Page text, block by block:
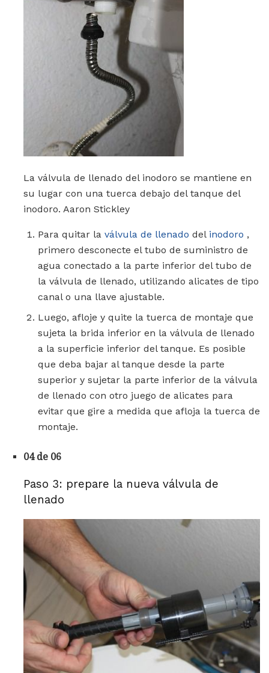
La válvula de llenado del inodoro se mantiene en
su lugar con una tuerca debajo del tanque del
inodoro. Aaron Stickley
Para quitar la válvula de llenado del inodoro ,
primero desconecte el tubo de suministro de
agua conectado a la parte inferior del tubo de
la válvula de llenado, utilizando alicates de tipo
canal o una llave ajustable.
Luego, afloje y quite la tuerca de montaje que
sujeta la brida inferior en la válvula de llenado
a la superficie inferior del tanque. Es posible
que deba bajar al tanque desde la parte
superior y sujetar la parte inferior de la válvula
de llenado con otro juego de alicates para
evitar que gire a medida que afloja la tuerca de
montaje.
04 de 06
Paso 3: prepare la nueva válvula de
llenado